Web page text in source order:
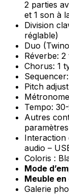
2 parties
et 1 son à
Division
réglable)
Duo
Réverbe: 2
Chorus: 1
Pitch
Tempo:
Autres
Interaction
audio –
Coloris :
Mode
Meuble
Galerie